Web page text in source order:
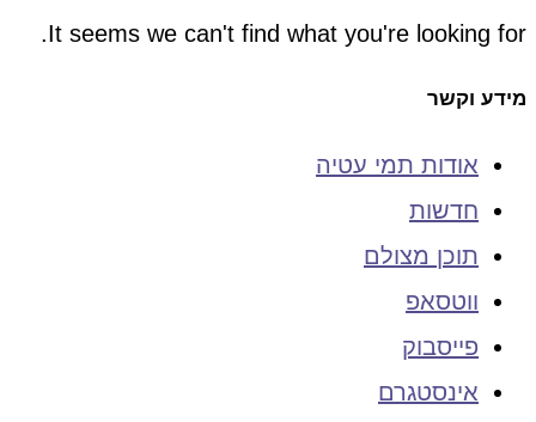
It seems we can't find what you're looking for.
מידע וקשר
אודות תמי עטיה
חדשות
תוכן מצולם
ווטסאפ
פייסבוק
אינסטגרם